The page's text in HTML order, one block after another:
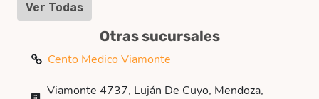
Ver Todas
Otras sucursales
Cento Medico Viamonte
Viamonte 4737, Luján De Cuyo, Mendoza,